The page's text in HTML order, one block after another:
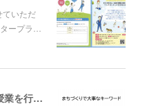
いただ
ープラ…
地域企業・社会活動団体と協働授業を行っています。